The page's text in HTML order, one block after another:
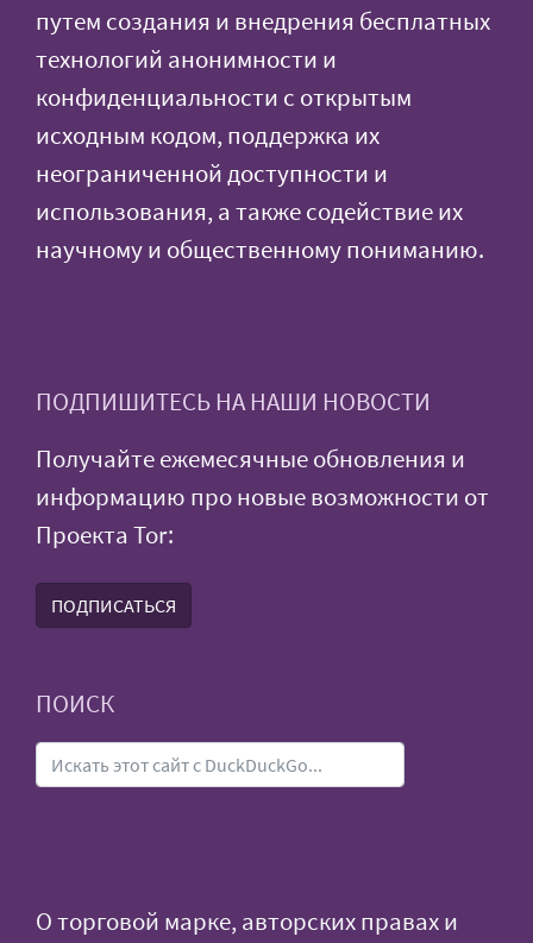
путем создания и внедрения бесплатных
технологий анонимности и
конфиденциальности с открытым
исходным кодом, поддержка их
неограниченной доступности и
использования, а также содействие их
научному и общественному пониманию.
ПОДПИШИТЕСЬ НА НАШИ НОВОСТИ
Получайте ежемесячные обновления и
информацию про новые возможности от
Проекта Tor:
ПОДПИСАТЬСЯ
ПОИСК
О торговой марке, авторских правах и